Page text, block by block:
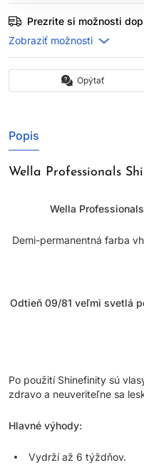
Prezrite si možnosti
Opýtať
Popis
Wella Professionals
Wella
Demi-permanentná farba
Odtieň 09/81 veľmi svetlá
Po použití Shinefinity sú
zdravo a neuveriteľne sa
Hlavné výhody:
Vydrží až 6 týždňov.